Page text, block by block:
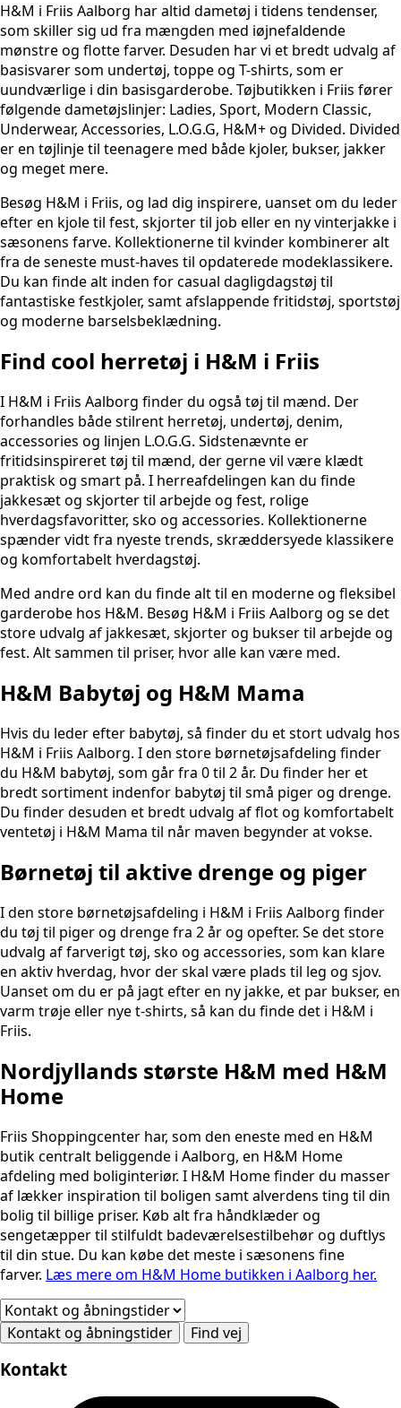
H&M i Friis Aalborg har altid dametøj i tidens tendenser,
som skiller sig ud fra mængden med iøjnefaldende
mønstre og flotte farver. Desuden har vi et bredt udvalg af
basisvarer som undertøj, toppe og T-shirts, som er
uundværlige i din basisgarderobe. Tøjbutikken i Friis fører
følgende dametøjslinjer: Ladies, Sport, Modern Classic,
Underwear, Accessories, L.O.G.G, H&M+ og Divided. Divided
er en tøjlinje til teenagere med både kjoler, bukser, jakker
og meget mere.
Besøg H&M i Friis, og lad dig inspirere, uanset om du leder
efter en kjole til fest, skjorter til job eller en ny vinterjakke i
sæsonens farve. Kollektionerne til kvinder kombinerer alt
fra de seneste must-haves til opdaterede modeklassikere.
Du kan finde alt inden for casual dagligdagstøj til
fantastiske festkjoler, samt afslappende fritidstøj, sportstøj
og moderne barselsbeklædning.
Find cool herretøj i H&M i Friis
I H&M i Friis Aalborg finder du også tøj til mænd. Der
forhandles både stilrent herretøj, undertøj, denim,
accessories og linjen L.O.G.G. Sidstenævnte er
fritidsinspireret tøj til mænd, der gerne vil være klædt
praktisk og smart på. I herreafdelingen kan du finde
jakkesæt og skjorter til arbejde og fest, rolige
hverdagsfavoritter, sko og accessories. Kollektionerne
spænder vidt fra nyeste trends, skræddersyede klassikere
og komfortabelt hverdagstøj.
Med andre ord kan du finde alt til en moderne og fleksibel
garderobe hos H&M. Besøg H&M i Friis Aalborg og se det
store udvalg af jakkesæt, skjorter og bukser til arbejde og
fest. Alt sammen til priser, hvor alle kan være med.
H&M Babytøj og H&M Mama
Hvis du leder efter babytøj, så finder du et stort udvalg hos
H&M i Friis Aalborg. I den store børnetøjsafdeling finder
du H&M babytøj, som går fra 0 til 2 år. Du finder her et
bredt sortiment indenfor babytøj til små piger og drenge.
Du finder desuden et bredt udvalg af flot og komfortabelt
ventetøj i H&M Mama til når maven begynder at vokse.
Børnetøj til aktive drenge og piger
I den store børnetøjsafdeling i H&M i Friis Aalborg finder
du tøj til piger og drenge fra 2 år og opefter. Se det store
udvalg af farverigt tøj, sko og accessories, som kan klare
en aktiv hverdag, hvor der skal være plads til leg og sjov.
Uanset om du er på jagt efter en ny jakke, et par bukser, en
varm trøje eller nye t-shirts, så kan du finde det i H&M i
Friis.
Nordjyllands største H&M med H&M
Home
Friis Shoppingcenter har, som den eneste med en H&M
butik centralt beliggende i Aalborg, en H&M Home
afdeling med boliginteriør. I H&M Home finder du masser
af lækker inspiration til boligen samt alverdens ting til din
bolig til billige priser. Køb alt fra håndklæder og
sengetæpper til stilfuldt badeværelsestilbehør og duftlys
til din stue. Du kan købe det meste i sæsonens fine
farver. Læs mere om H&M Home butikken i Aalborg her.
Kontakt og åbningstider Find vej
Kontakt